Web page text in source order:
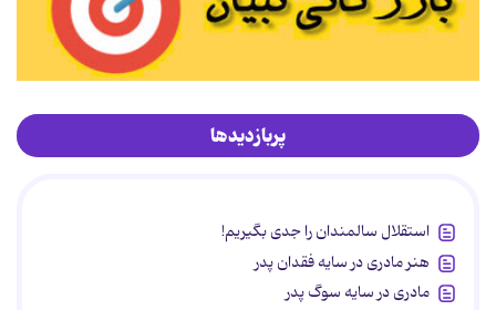
پربازدیدها
استقلال سالمندان را جدی بگیریم!
هنر مادری در سایه‌ فقدان پدر
مادری در سایه سوگ پدر